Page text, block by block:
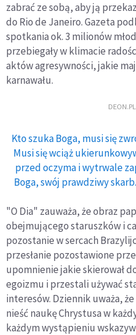
zabrać ze sobą, aby ją
do Rio de Janeiro. Gazeta
spotkania ok. 3 milionów
przebiegały w klimacie
aktów agresywności, jakie
karnawału.
Kto szuka Boga, musi się
Musi się wciąż
przed oczyma i wytrwale
Boga, swój prawdziwy
"O Dia" zauważa, że obraz
obejmującego staruszków i
pozostanie w sercach
przesłanie pozostawione
upomnienie jakie skierował
egoizmu i przestali używać
interesów. Dziennik uważa,
nieść naukę Chrystusa w
każdym wystąpieniu